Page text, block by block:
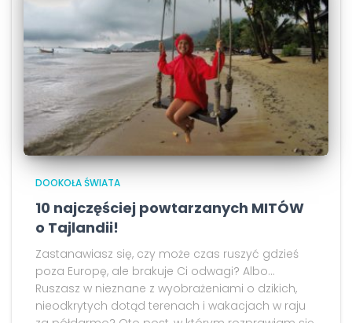
DOOKOŁA ŚWIATA
10 najczęściej powtarzanych MITÓW
o Tajlandii!
Zastanawiasz się, czy może czas ruszyć gdzieś
poza Europę, ale brakuje Ci odwagi? Albo...
Ruszasz w nieznane z wyobrażeniami o dzikich,
nieodkrytych dotąd terenach i wakacjach w raju